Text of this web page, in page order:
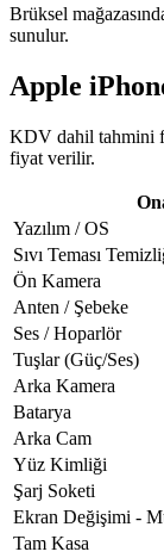
Brüksel
sunulur.
Apple
KDV dahil tahmini
fiyat verilir.
Yazılım / OS
Sıvı Teması
Ön Kamera
Anten / Şebeke
Ses / Hoparlör
Tuşlar (Güç/Ses)
Arka Kamera
Batarya
Arka Cam
Yüz Kimliği
Şarj Soketi
Ekran Değişimi -
Tam Kasa